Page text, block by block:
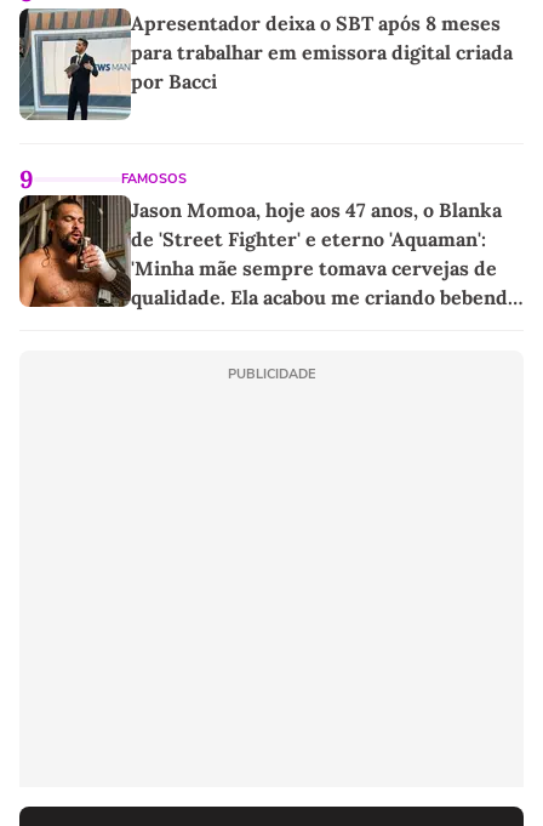
Apresentador deixa o SBT após 8 meses
para trabalhar em emissora digital criada
por Bacci
9 FAMOSOS
Jason Momoa, hoje aos 47 anos, o Blanka
de 'Street Fighter' e eterno 'Aquaman':
'Minha mãe sempre tomava cervejas de
qualidade. Ela acabou me criando bebendo
PUBLICIDADE